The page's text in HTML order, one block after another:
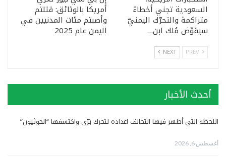
السعودية تجني أخطاءً
متراكمة والتحرّك اليمنيّ
سيقوّض مُلك ابن…
أمريكا بالوثائق: قتلتم
وأصبتم مئات المدنيين في
اليمن عام 2025
NEXT
أحدث الأخبار
اللحظة التي أظهر فيها التحالف اعداده لتحرك برّي واكتشفها “الحوثيون”
أغسطس 6, 2026